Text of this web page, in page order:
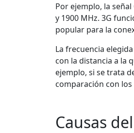
Por ejemplo, la
y 1900 MHz. 3G
popular para la
La frecuencia
con la distancia a la
ejemplo, si se trata
comparación con los
Causas